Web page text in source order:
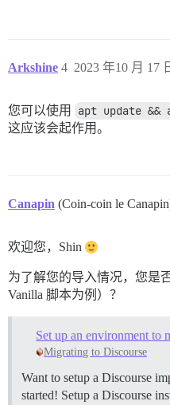
Arkshine 2023 年10 月 17
4
您可以使用 apt update
这应该会起作用。
Canapin (Coin-coin le
欢迎您，Shin
为了解您的导入情况，您是
Vanilla 脚本为例）？
Migrating to Discourse
Want to setup a Discourse
started! Setup a Discourse